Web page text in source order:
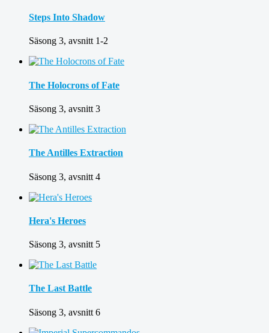
Steps Into Shadow
Säsong 3, avsnitt 1-2
The Holocrons of Fate
Säsong 3, avsnitt 3
The Antilles Extraction
Säsong 3, avsnitt 4
Hera's Heroes
Säsong 3, avsnitt 5
The Last Battle
Säsong 3, avsnitt 6